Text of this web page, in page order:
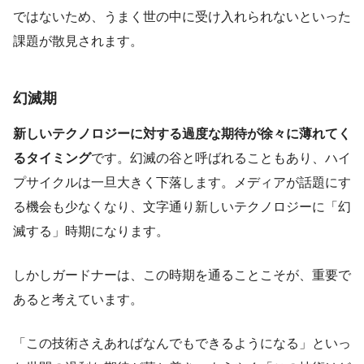
ではないため、うまく世の中に受け入れられないといった
課題が散見されます。
幻滅期
新しいテクノロジーに対する過度な期待が徐々に薄れてく
るタイミングです。幻滅の谷と呼ばれることもあり、ハイ
プサイクルは一旦大きく下落します。メディアが話題にす
る機会も少なくなり、文字通り新しいテクノロジーに「幻
滅する」時期になります。
しかしガードナーは、この時期を通ることこそが、重要で
あると考えています。
「この技術さえあればなんでもできるようになる」といっ